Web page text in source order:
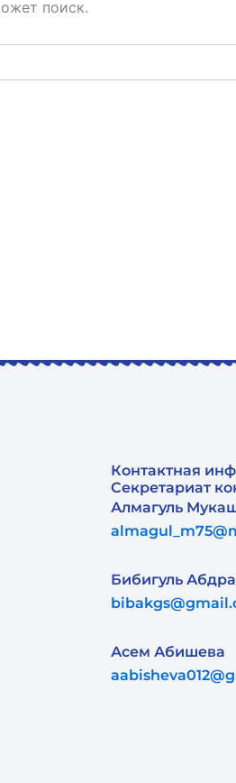
поиск.
Контактная
Секретариат
Алмагуль
Бибигуль
Асем Абишева